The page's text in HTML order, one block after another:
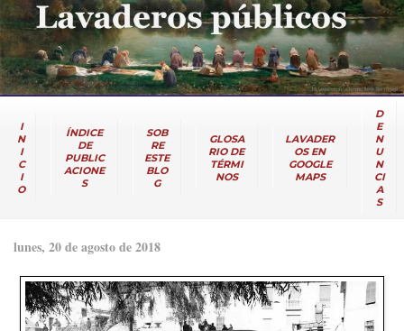
I
N
I
C
I
O
ÍNDICE
DE
PUBLIC
ACIONE
S
SOB
RE
ESTE
BLO
G
GLOSA
RIO DE
TÉRMI
NOS
LAVADER
OS EN
GOOGLE
MAPS
D
E
N
U
N
CI
A
S
lunes, 20 de agosto de 2018